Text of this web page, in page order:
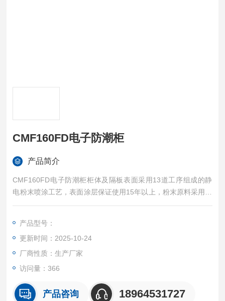
CMF160FD电子防潮柜
产品简介
CMF160FD电子防潮柜柜体及隔板表面采用13道工序组成的静
电粉末喷涂工艺，表面涂层保证使用15年以上，粉末原料采用美
国杜邦品牌。表面涂层通过ROHS环保测试，为行业内通过测试
性。颜色蓝黑色。柜体标准件均为不锈钢标准件。柜体喷塑5%
盐雾试验可达500小时（国家标准48小时），具有较强的抗腐蚀
性。
产品型号：
更新时间：2025-10-24
厂商性质：生产厂家
访问量：366
产品咨询 18964531727